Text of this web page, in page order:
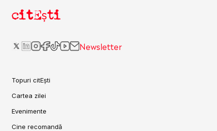
citEști
Newsletter
Topuri citEști
Cartea zilei
Evenimente
Cine recomandă